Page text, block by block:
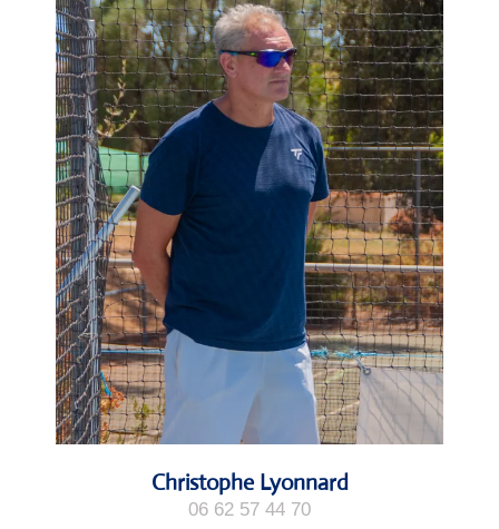
Christophe Lyonnard
06 62 57 44 70